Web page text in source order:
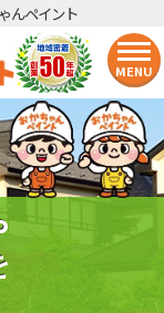
んペイント
MENU